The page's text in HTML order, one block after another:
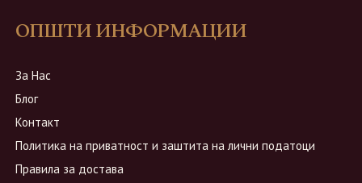
ОПШТИ ИНФОРМАЦИИ
За Нас
Блог
Контакт
Политика на приватност и заштита на лични податоци
Правила за достава